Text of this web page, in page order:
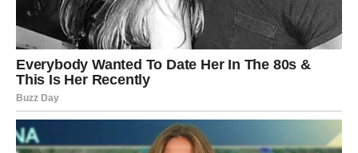
Na ljubavnom planu moguć je razgovor koji će probuditi
nove emocije.
Ribe
Ribe će narednih dana dobiti potvrdu da se život razvija u
mnogo ljepšem pravcu. Podrška bliske osobe i jedna